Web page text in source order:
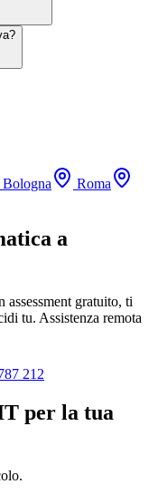
Bologna
Roma
a
assessment gratuito, ti
tu. Assistenza remota
212
per la tua